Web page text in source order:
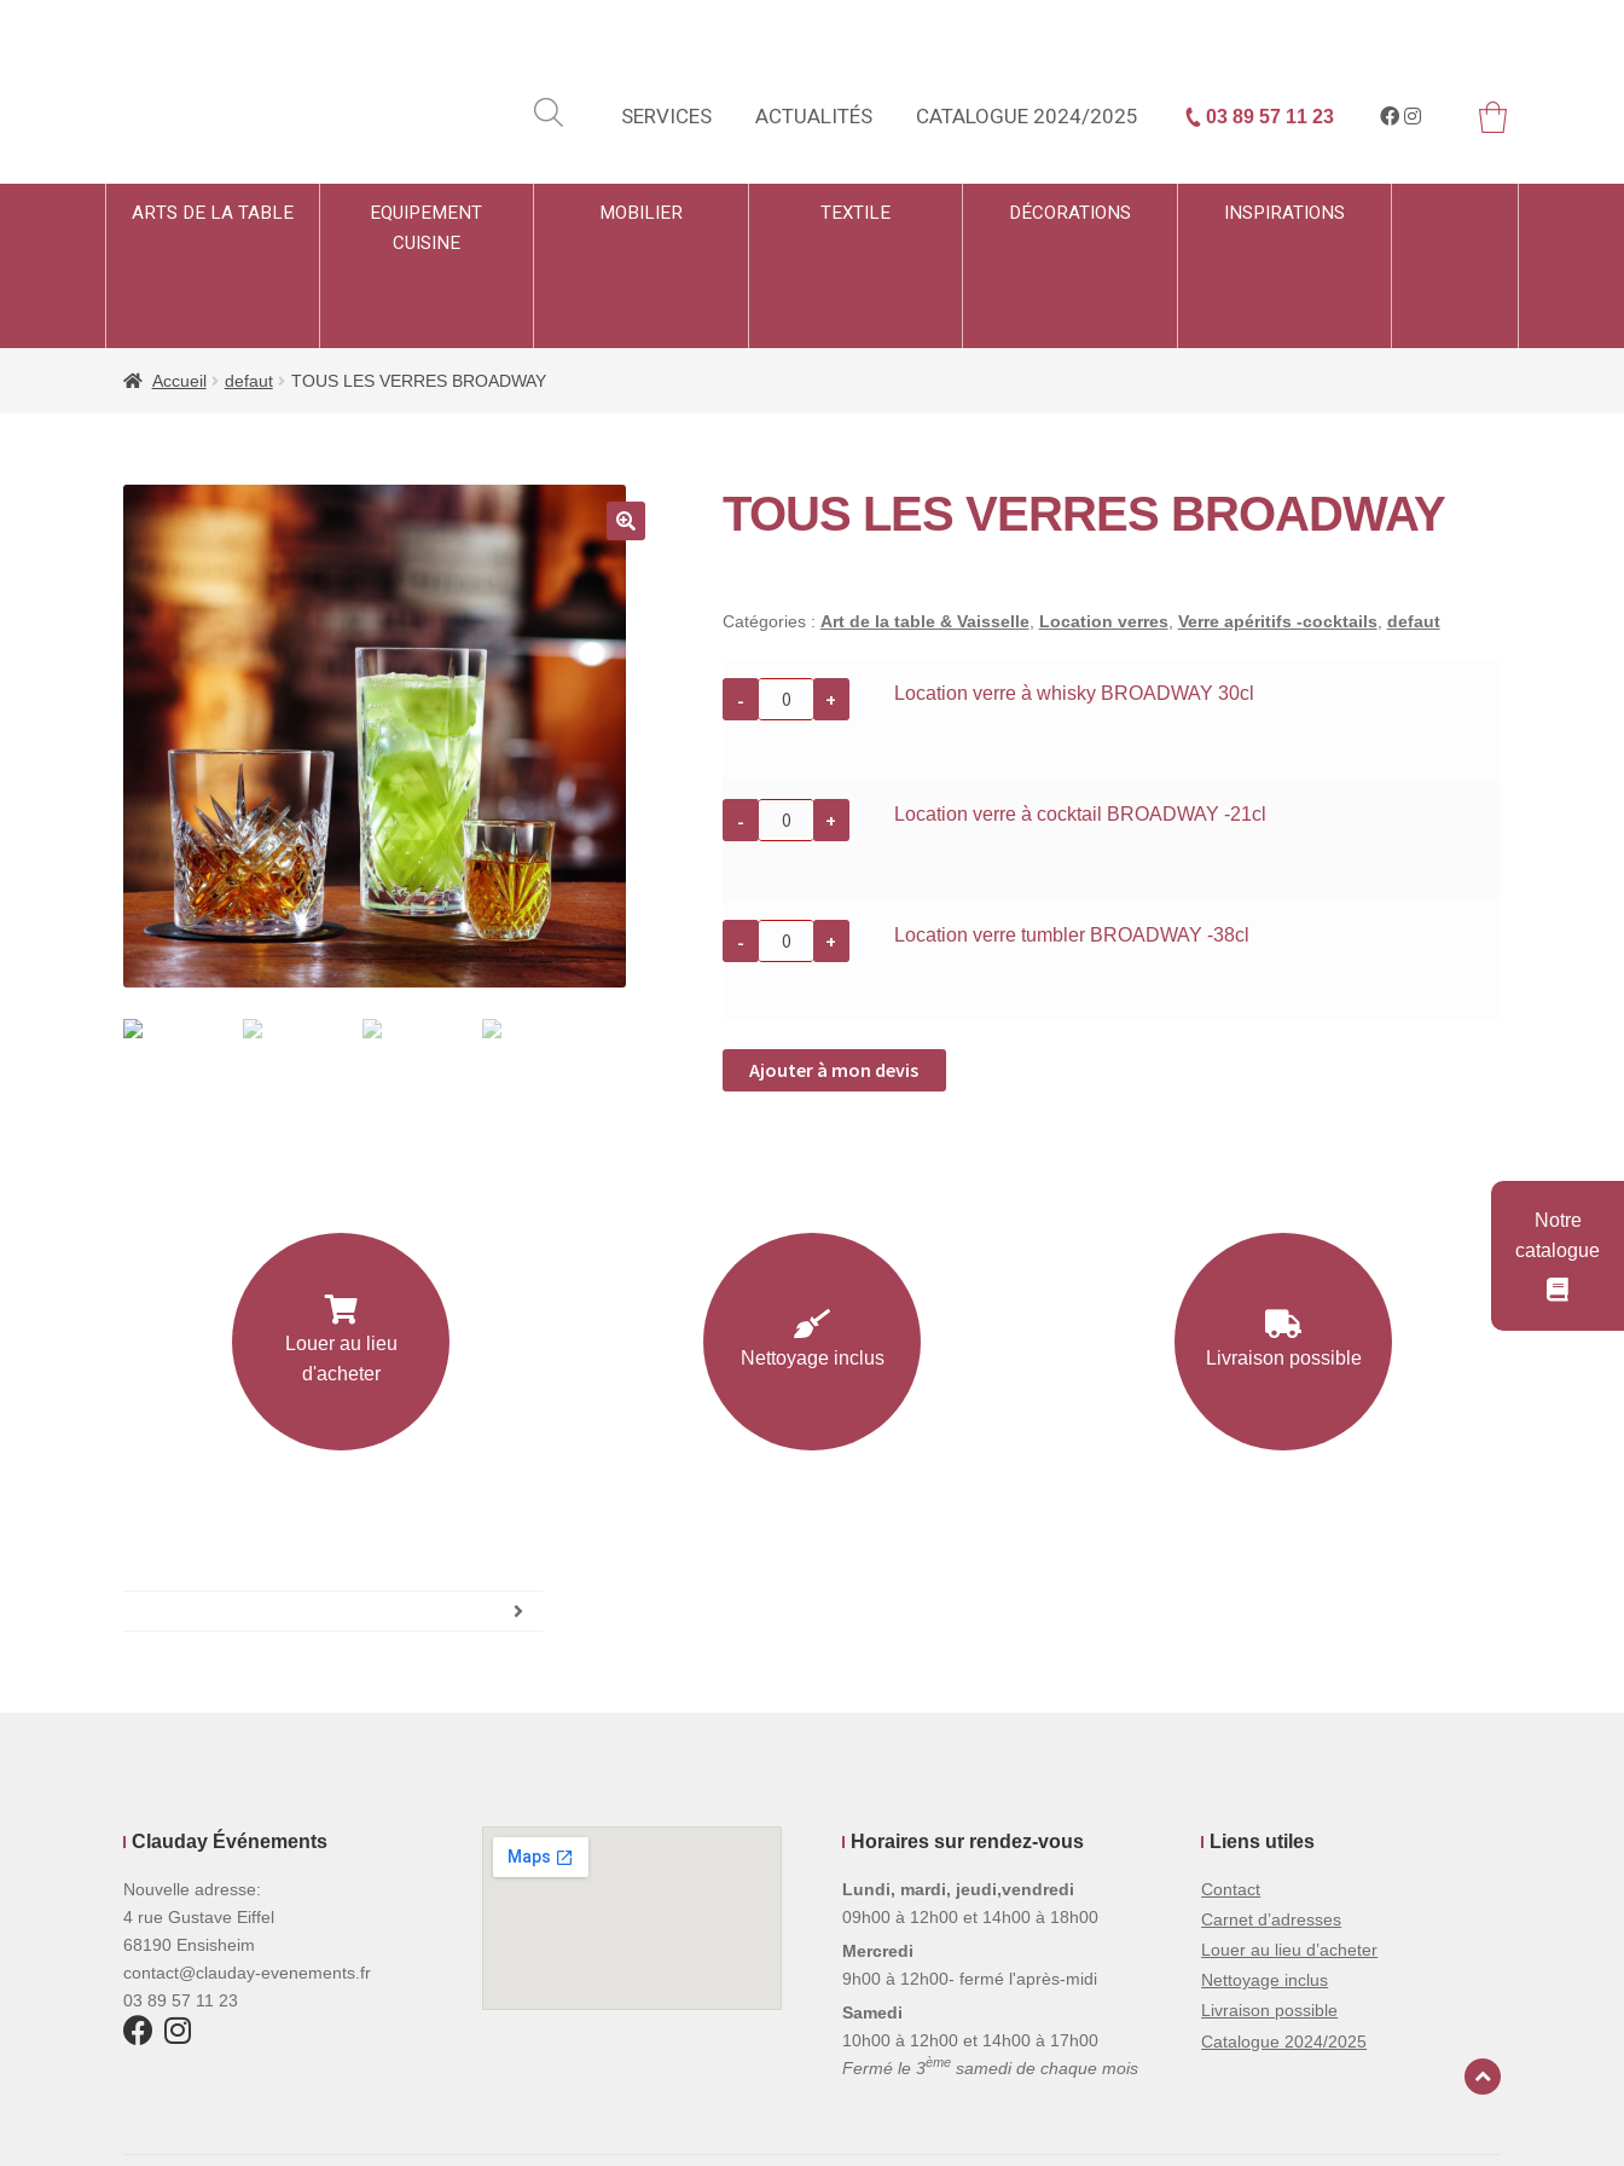
Notre
catalogue
SERVICES ACTUALITÉS CATALOGUE 2024/2025 03 89 57 11 23
ARTS DE LA TABLE
EQUIPEMENT
CUISINE
MOBILIER TEXTILE DÉCORATIONS INSPIRATIONS
Accueil defaut TOUS LES VERRES BROADWAY
🔍
TOUS LES VERRES BROADWAY
Catégories : Art de la table & Vaisselle, Location verres, Verre apéritifs -cocktails, defaut
-
quantité
Location
BROADWAY
30cl
+ Location verre à whisky BROADWAY 30cl
-
quantité
Location
BROADWAY
-21cl
+ Location verre à cocktail BROADWAY -21cl
-
quantité
Location
+ Location verre tumbler BROADWAY -38cl
Ajouter à mon devis
Louer au lieu
d'acheter
Nettoyage inclus Livraison possible
Clauday Événements
Nouvelle adresse:
4 rue Gustave Eiffel
68190 Ensisheim
contact@clauday-evenements.fr
03 89 57 11 23
Horaires sur rendez-vous
Lundi, mardi, jeudi,vendredi
09h00 à 12h00 et 14h00 à 18h00
Mercredi
9h00 à 12h00- fermé l'après-midi
Samedi
10h00 à 12h00 et 14h00 à 17h00
Fermé le 3èmesamedi de chaque mois
Liens utiles
Contact
Carnet d’adresses
Louer au lieu d’acheter
Nettoyage inclus
Livraison possible
Catalogue 2024/2025